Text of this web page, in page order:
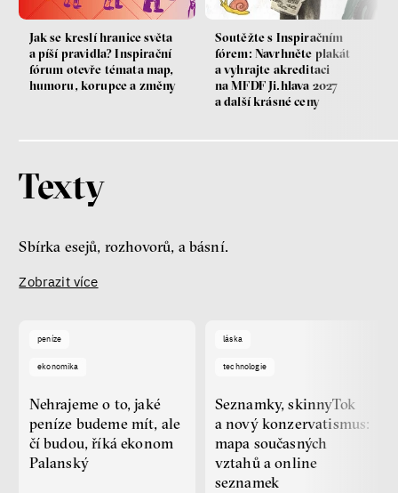
Jak se kreslí hranice světa
a píší pravidla? Inspirační
fórum otevře témata map,
humoru, korupce a změny
Soutěžte s Inspiračním
fórem: Navrhněte plakát
a vyhrajte akreditaci
na MFDF Ji.hlava 2027
a další krásné ceny
Texty
Sbírka esejů, rozhovorů, a básní.
Zobrazit více
peníze
ekonomika
Nehrajeme o to, jaké
peníze budeme mít, ale
čí budou, říká ekonom
Palanský
láska
technologie
Seznamky, skinnyTok
a nový konzervatismus:
mapa současných
vztahů a online
seznamek